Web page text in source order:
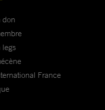
don
legs
France